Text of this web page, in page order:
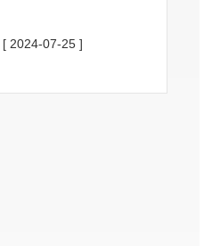
[ 2024-07-25 ]